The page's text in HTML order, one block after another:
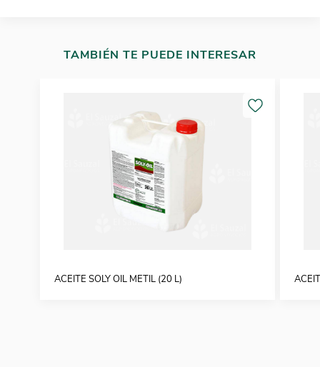
TAMBIÉN TE PUEDE INTERESAR
ACEITE SOLY OIL METIL (20 L)